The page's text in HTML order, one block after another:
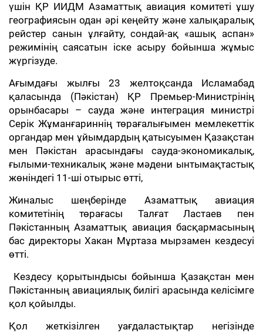
үшін ҚР ИИДМ Азаматтық авиация комитеті ұшу
географиясын одан әрі кеңейту және халықаралық
рейстер санын ұлғайту, сондай-ақ «ашық аспан»
режимінің саясатын іске асыру бойынша жұмыс
жүргізуде.
Ағымдағы жылғы 23 желтоқсанда Исламабад
қаласында (Пәкістан) ҚР Премьер-Министрінің
орынбасары – сауда және интеграция министрі
Серік Жұманғариннің төрағалығымен мемлекеттік
органдар мен ұйымдардың қатысуымен Қазақстан
мен Пәкістан арасындағы сауда-экономикалық,
ғылыми-техникалық және мәдени ынтымақтастық
жөніндегі 11-ші отырыс өтті,
Жиналыс шеңберінде Азаматтық авиация
комитетінің төрағасы Талғат Ластаев пен
Пәкістанның Азаматтық авиация басқармасының
бас директоры Хакан Мұртаза мырзамен кездесуі
өтті.
Кездесу қорытындысы бойынша Қазақстан мен
Пәкістанның авиациялық билігі арасында келісімге
қол қойылды.
Қол жеткізілген уағдаластықтар негізінде